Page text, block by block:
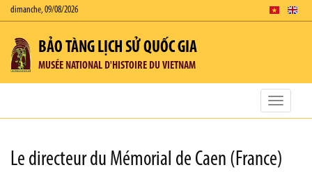
dimanche, 09/08/2026
BẢO TÀNG LỊCH SỬ QUỐC GIA
MUSÉE NATIONAL D'HISTOIRE DU VIETNAM
Toggle
Le directeur du Mémorial de Caen (France)